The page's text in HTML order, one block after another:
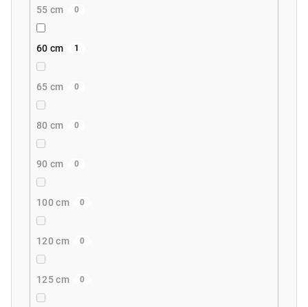
55 cm 0
60 cm 1
65 cm 0
80 cm 0
90 cm 0
100 cm 0
120 cm 0
125 cm 0